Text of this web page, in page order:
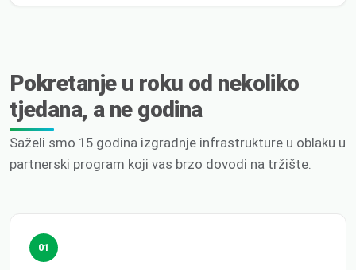
Pokretanje u roku od nekoliko
tjedana, a ne godina
Saželi smo 15 godina izgradnje infrastrukture u oblaku u
partnerski program koji vas brzo dovodi na tržište.
01